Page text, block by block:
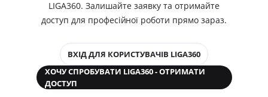
LIGA360. Залишайте заявку та отримайте
доступ для професійної роботи прямо зараз.
ВХІД ДЛЯ КОРИСТУВАЧІВ LIGA360
ХОЧУ СПРОБУВАТИ LIGA360 - ОТРИМАТИ
ДОСТУП